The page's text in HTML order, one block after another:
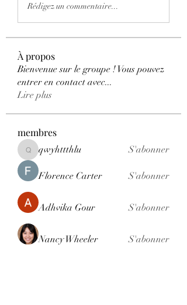
Rédigez un commentaire...
À propos
Bienvenue sur le groupe ! Vous pouvez
entrer en contact avec...
Lire plus
membres
qwyhttthlu
qwyhttthlu S'abonner
Florence Carter S'abonner
Adhvika Gour S'abonner
Nancy Wheeler S'abonner